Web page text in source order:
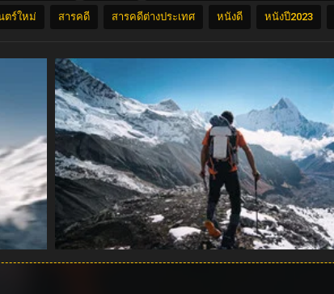
ตร์ใหม่ สารคดี สารคดีต่างประเทศ หนังดี หนังปี2023